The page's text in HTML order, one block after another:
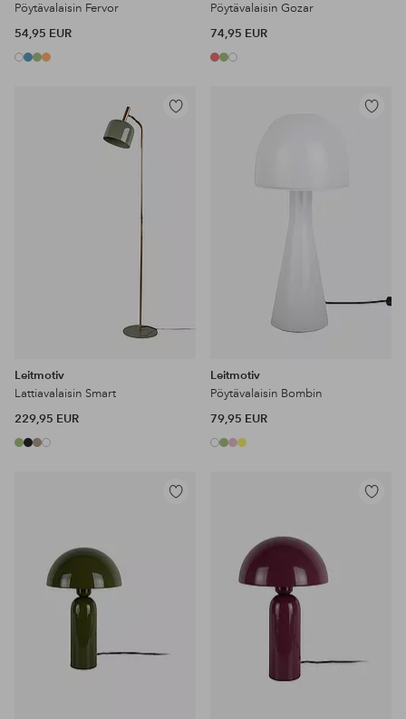
Pöytävalaisin Fervor
54,95 EUR
Pöytävalaisin Gozar
74,95 EUR
Lisää
Leitmotiv
Lattiavalaisin Smart
229,95 EUR
Lisää
Leitmotiv
Pöytävalaisin Bombin
79,95 EUR
Lisää
Lisää